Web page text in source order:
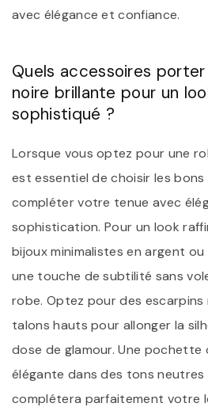
avec élégance et confiance.
Quels accessoires
noire brillante pour un
sophistiqué ?
Lorsque vous optez pour une
est essentiel de choisir les
compléter votre tenue avec
sophistication. Pour un look
bijoux minimalistes en argent
une touche de subtilité sans
robe. Optez pour des escarpins
talons hauts pour allonger la
dose de glamour. Une pochette
élégante dans des tons neutres
complétera parfaitement votre